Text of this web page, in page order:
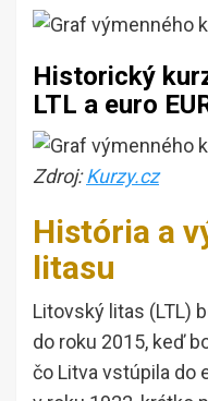
Historický
LTL a euro
Zdroj:Kurzy.cz
História a
litasu
Litovský litas (LTL)
do roku 2015, keď
čo Litva vstúpila do